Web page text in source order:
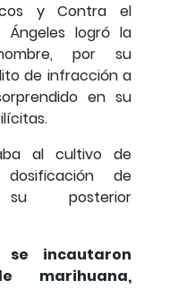
y Contra el
Ángeles logró la
por su
de infracción a
en su
al cultivo de
de
posterior
incautaron
marihuana,